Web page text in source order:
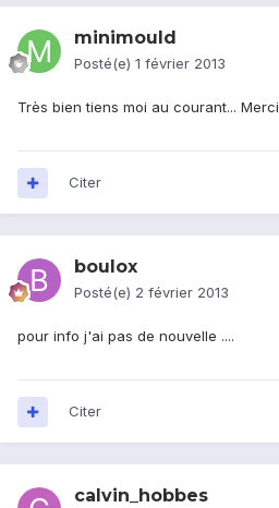
minimould
Posté(e) 1 février 2013
Très bien tiens moi au courant... Merci
Citer
boulox
Posté(e) 2 février 2013
pour info j'ai pas de nouvelle ....
Citer
calvin_hobbes